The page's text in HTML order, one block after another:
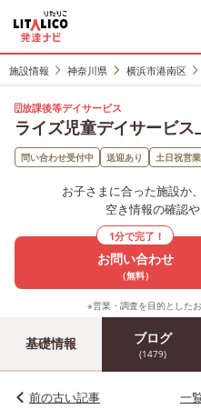
施設情報 神奈川県 横浜市港南区
放課後等デイサービス
ライズ児童デイサービス
問い合わせ受付中 送迎あり 土日祝営業
お子さまに合った施設か
空き情報の確認
1分で完了！
お問い合わせ
（無料）
※営業・調査を目的とした
基礎情報 ブログ
(1479)
前の古い記事 一